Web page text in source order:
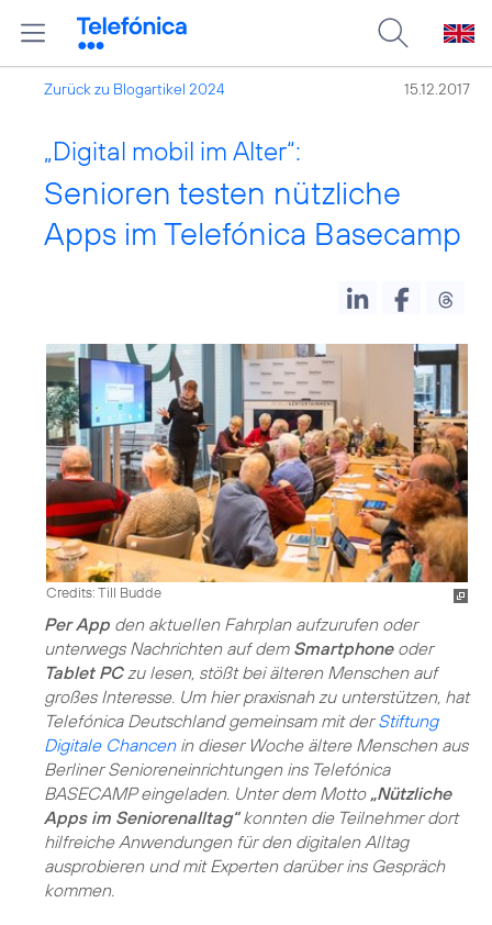
Zurück zu Blogartikel 2024 15.12.2017
„Digital mobil im Alter“:
Senioren testen nützliche
Apps im Telefónica Basecamp
Credits: Till Budde
Per App den aktuellen Fahrplan aufzurufen oder
unterwegs Nachrichten auf dem Smartphoneoder
Tablet PCzu lesen, stößt bei älteren Menschen auf
großes Interesse. Um hier praxisnah zu unterstützen, hat
Telefónica Deutschland gemeinsam mit derStiftung
Digitale Chancenin dieser Woche ältere Menschen aus
Berliner Senioreneinrichtungen ins Telefónica
BASECAMP eingeladen. Unter dem Motto „Nützliche
Apps im Seniorenalltag“konnten die Teilnehmer dort
hilfreiche Anwendungen für den digitalen Alltag
ausprobieren und mit Experten darüber ins Gespräch
kommen.